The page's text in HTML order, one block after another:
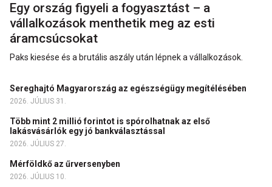
Egy ország figyeli a fogyasztást – a
vállalkozások menthetik meg az esti
áramcsúcsokat
Paks kiesése és a brutális aszály után lépnek a vállalkozások.
Sereghajtó Magyarország az egészségügy megítélésében
2026. JÚLIUS 31.
Több mint 2 millió forintot is spórolhatnak az első
lakásvásárlók egy jó bankválasztással
2026. JÚLIUS 27.
Mérföldkő az űrversenyben
2026. JÚLIUS 10.